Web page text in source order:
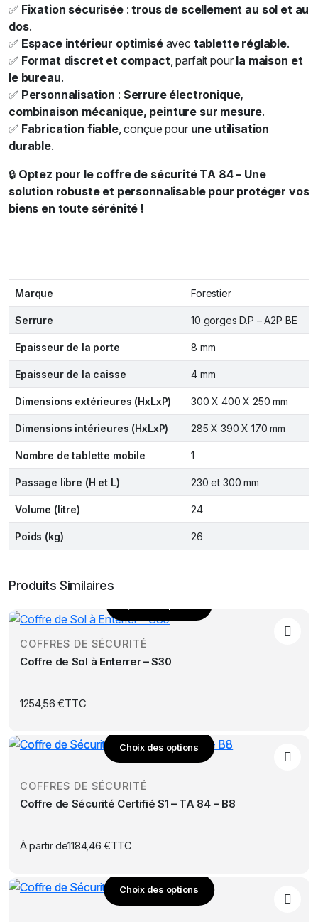
✅ Fixation sécurisée:trous de scellement au sol et au
dos.
✅ Espace intérieur optimiséavec tablette réglable.
✅ Format discret et compact , parfait pour la maison et
le bureau.
✅ Personnalisation : Serrure électronique,
combinaison mécanique, peinture sur mesure.
✅ Fabrication fiable, conçue pour une utilisation
durable.
🔒 Optez pour le coffre de sécurité TA 84 – Une
solution robuste et personnalisable pour protéger vos
biens en toute sérénité !
Marque Forestier
Serrure 10 gorges D.P – A2P BE
Epaisseur de la porte 8 mm
Epaisseur de la caisse 4 mm
Dimensions extérieures (HxLxP) 300 X 400 X 250 mm
Dimensions intérieures (HxLxP) 285 X 390 X 170 mm
Nombre de tablette mobile 1
Passage libre (H et L) 230 et 300 mm
Volume (litre) 24
Poids (kg) 26
Produits Similaires
COFFRES DE SÉCURITÉ
Coffre de Sol à Enterrer – S30
1254,56€TTC
Choix des options
Ce
a
plusieurs
Les
peuvent
être
choisies
COFFRES DE SÉCURITÉ
Coffre de Sécurité Certifié S1 – TA 84 – B8
À partir de1184,46 €TTC
Choix des options
Ce